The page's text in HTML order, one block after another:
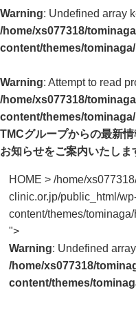
Warning: Undefined array
/home/xs077318/
content/themes/
Warning: Attempt to read
/home/xs077318/
content/themes/
TMCグループからの最新
お知らせをご案内いたしま
HOME >/home/
clinic.or.jp/public_html/
content/themes/
">
Warning: Undefined
/home/xs077318/
content/themes/